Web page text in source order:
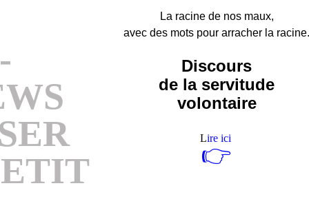
La racine de nos maux,
avec des mots pour arracher la racine.
Discours
de la servitude
volontaire
Lire ici
👉